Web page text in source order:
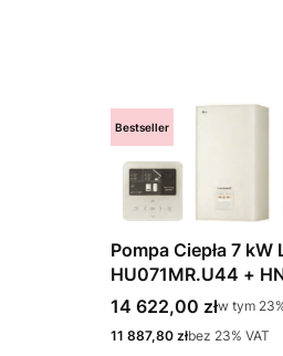
Bestseller
Pompa Ciepła 7 kW
HU071MR.U44 +
Cena brutto
14 622,00 złw tym %s
w tym
Cena netto
11 887,80 złbez 23% VAT